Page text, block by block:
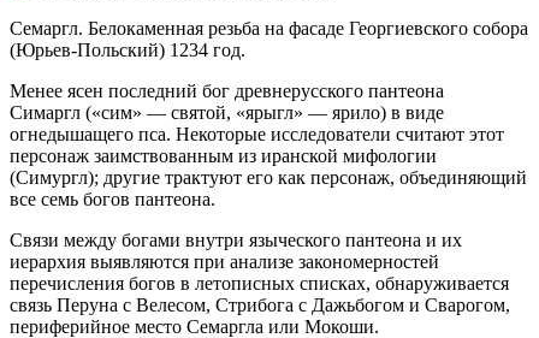
Семаргл. Белокаменная резьба на фасаде Георгиевского собора
(Юрьев-Польский) 1234 год.
Менее ясен последний бог древнерусского пантеона
Симаргл («сим» — святой, «ярыгл» — ярило) в виде
огнедышащего пса. Некоторые исследователи считают этот
персонаж заимствованным из иранской мифологии
(Симургл); другие трактуют его как персонаж, объединяющий
все семь богов пантеона.
Связи между богами внутри языческого пантеона и их
иерархия выявляются при анализе закономерностей
перечисления богов в летописных списках, обнаруживается
связь Перуна с Велесом, Стрибога с Дажьбогом и Сварогом,
периферийное место Семаргла или Мокоши.